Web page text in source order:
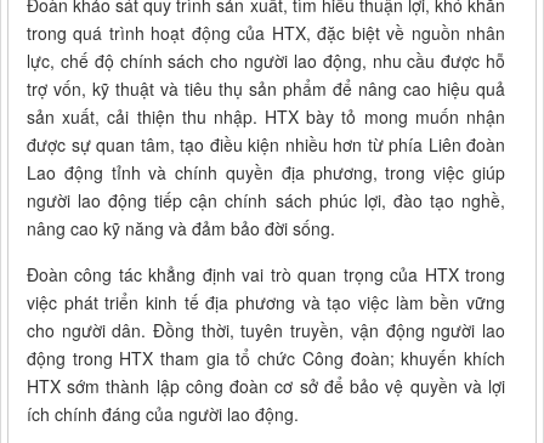
Đoàn khảo sát quy trình sản xuất, tìm hiểu thuận lợi, khó khăn
trong quá trình hoạt động của HTX, đặc biệt về nguồn nhân
lực, chế độ chính sách cho người lao động, nhu cầu được hỗ
trợ vốn, kỹ thuật và tiêu thụ sản phẩm để nâng cao hiệu quả
sản xuất, cải thiện thu nhập. HTX bày tỏ mong muốn nhận
được sự quan tâm, tạo điều kiện nhiều hơn từ phía Liên đoàn
Lao động tỉnh và chính quyền địa phương, trong việc giúp
người lao động tiếp cận chính sách phúc lợi, đào tạo nghề,
nâng cao kỹ năng và đảm bảo đời sống.
Đoàn công tác khẳng định vai trò quan trọng của HTX trong
việc phát triển kinh tế địa phương và tạo việc làm bền vững
cho người dân. Đồng thời, tuyên truyền, vận động người lao
động trong HTX tham gia tổ chức Công đoàn; khuyến khích
HTX sớm thành lập công đoàn cơ sở để bảo vệ quyền và lợi
ích chính đáng của người lao động.